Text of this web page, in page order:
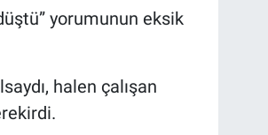
yorumunun eksik
halen çalışan